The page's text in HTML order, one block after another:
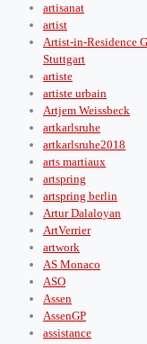
artisanat
artist
Artist-in-Residence
Stuttgart
artiste
artiste urbain
Artjem Weissbeck
artkarlsruhe
artkarlsruhe2018
arts martiaux
artspring
artspring berlin
Artur Dalaloyan
ArtVerrier
artwork
AS Monaco
ASO
Assen
AssenGP
assistance